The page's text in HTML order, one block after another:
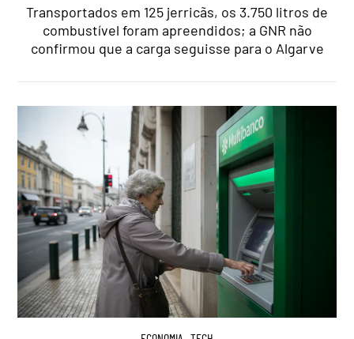
Transportados em 125 jerricãs, os 3.750 litros de
combustível foram apreendidos; a GNR não
confirmou que a carga seguisse para o Algarve